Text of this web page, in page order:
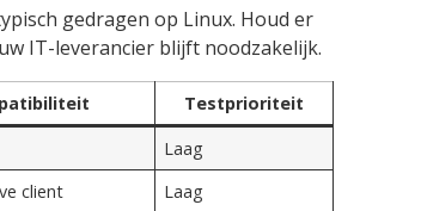
gedragen op Linux. Houd er
IT-leverancier blijft noodzakelijk.
Testprioriteit
Laag
client
Laag